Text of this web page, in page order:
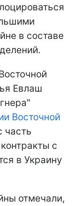
в составе
Евлаш
Восточной
часть
с
в Украину
отмечали,